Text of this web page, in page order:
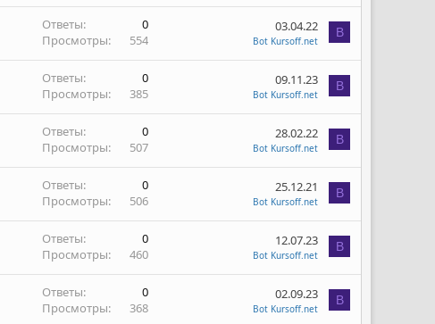
Ответы
0
Просмотры
554
03.04.22
Bot Kursoff.net
B
Ответы
0
Просмотры
385
09.11.23
Bot Kursoff.net
B
Ответы
0
Просмотры
507
28.02.22
Bot Kursoff.net
B
Ответы
0
Просмотры
506
25.12.21
Bot Kursoff.net
B
Ответы
0
Просмотры
460
12.07.23
Bot Kursoff.net
B
Ответы
0
Просмотры
368
02.09.23
Bot Kursoff.net
B